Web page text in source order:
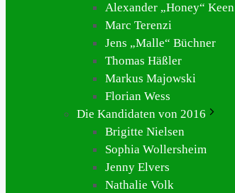
Alexander „Honey“ Keen
Marc Terenzi
Jens „Malle“ Büchner
Thomas Häßler
Markus Majowski
Florian Wess
Die Kandidaten von 2016
Brigitte Nielsen
Sophia Wollersheim
Jenny Elvers
Nathalie Volk